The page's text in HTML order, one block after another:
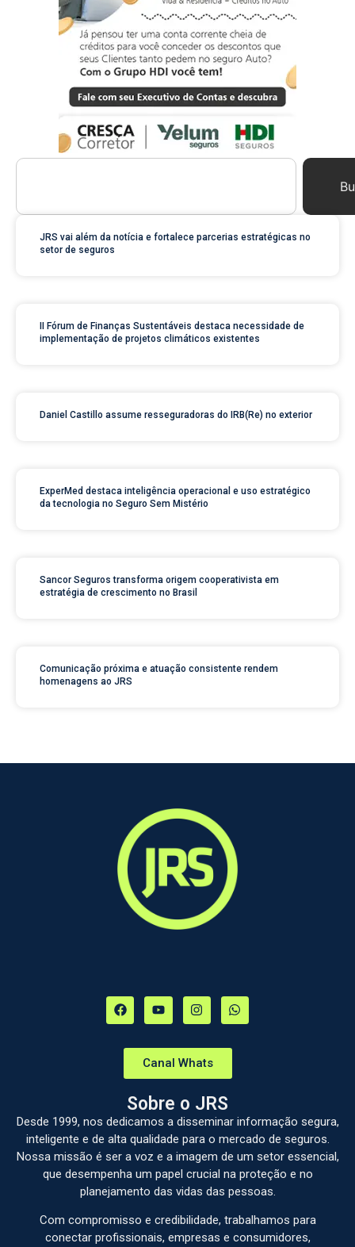
JRS vai além da notícia e fortalece parcerias estratégicas no
setor de seguros
II Fórum de Finanças Sustentáveis destaca necessidade de
implementação de projetos climáticos existentes
Daniel Castillo assume resseguradoras do IRB(Re) no exterior
ExperMed destaca inteligência operacional e uso estratégico
da tecnologia no Seguro Sem Mistério
Sancor Seguros transforma origem cooperativista em
estratégia de crescimento no Brasil
Comunicação próxima e atuação consistente rendem
homenagens ao JRS
Canal Whats
Sobre o JRS
Desde 1999, nos dedicamos a disseminar informação segura,
inteligente e de alta qualidade para o mercado de seguros.
Nossa missão é ser a voz e a imagem de um setor essencial,
que desempenha um papel crucial na proteção e no
planejamento das vidas das pessoas.
Com compromisso e credibilidade, trabalhamos para
conectar profissionais, empresas e consumidores,